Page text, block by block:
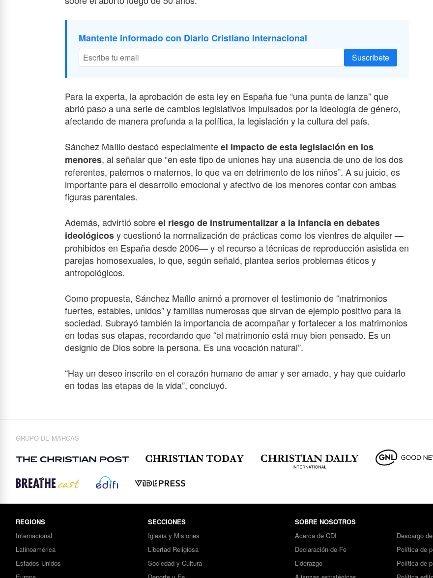
Mantente informado con Diario Cristiano Internacional
Suscríbete
Para la experta, la aprobación de esta ley en España fue “una punta de lanza” que
abrió paso a una serie de cambios legislativos impulsados por la ideología de género,
afectando de manera profunda a la política, la legislación y la cultura del país.
Sánchez Maíllo destacó especialmenteel impacto de esta legislación en los
menores, al señalar que “en este tipo de uniones hay una ausencia de uno de los dos
referentes, paternos o maternos, lo que va en detrimento de los niños”. A su juicio, es
importante para el desarrollo emocional y afectivo de los menores contar con ambas
figuras parentales.
Además, advirtió sobreel riesgo de instrumentalizar a la infancia en debates
ideológicosy cuestionó la normalización de prácticas como los vientres de alquiler —
prohibidos en España desde 2006— y el recurso a técnicas de reproducción asistida en
parejas homosexuales, lo que, según señaló, plantea serios problemas éticos y
antropológicos.
Como propuesta, Sánchez Maíllo animó a promover el testimonio de “matrimonios
fuertes, estables, unidos” y familias numerosas que sirvan de ejemplo positivo para la
sociedad. Subrayó también la importancia de acompañar y fortalecer a los matrimonios
en todas sus etapas, recordando que “el matrimonio está muy bien pensado. Es un
designio de Dios sobre la persona. Es una vocación natural”.
“Hay un deseo inscrito en el corazón humano de amar y ser amado, y hay que cuidarlo
en todas las etapas de la vida”, concluyó.
GRUPO DE MARCAS
REGIONS
Internacional
Latinoamérica
Estados Unidos
SECCIONES
Iglesia y Misiones
Libertad Religiosa
Sociedad y Cultura
SOBRE NOSOTROS
Acerca de CDI
Declaración de Fe
Liderazgo
Descargo
Política de
Política de